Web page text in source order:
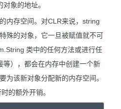
象的地址。
内存空间。对CLR来说，string
殊的对象，它一旦被赋值就不可
类中的任何方法或进行任
等），都会在内存中创建一个新
为该新对象分配新的内存空间。
的额外开销。